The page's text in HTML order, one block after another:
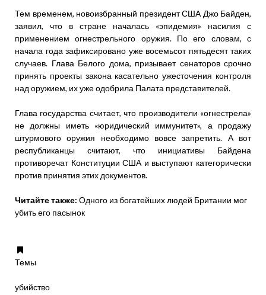
Тем временем, новоизбранный президент США Джо Байден,
заявил, что в стране началась «эпидемия» насилия с
применением огнестрельного оружия. По его словам, с
начала года зафиксировано уже восемьсот пятьдесят таких
случаев. Глава Белого дома, призывает сенаторов срочно
принять проекты закона касательно ужесточения контроля
над оружием, их уже одобрила Палата представителей.
Глава государства считает, что производители «огнестрела»
не должны иметь «юридический иммунитет», а продажу
штурмового оружия необходимо вовсе запретить. А вот
республиканцы считают, что инициативы Байдена
противоречат Конституции США и выступают категорически
против принятия этих документов.
Читайте также: Одного из богатейших людей Британии мог
убить его пасынок
Темы
убийство